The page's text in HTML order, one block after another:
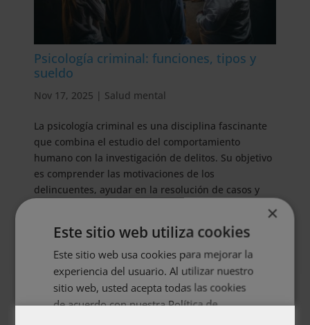
Psicología criminal: funciones, tipos y
sueldo
Nov 17, 2025 | Salud mental
La psicología criminal es una disciplina fascinante
que combina el estudio del comportamiento
humano con la investigación de delitos. Su objetivo
es comprender las motivaciones de los
delincuentes, ayudar en la resolución de casos y
×
Este sitio web utiliza cookies
Este sitio web usa cookies para mejorar la
experiencia del usuario. Al utilizar nuestro
sitio web, usted acepta todas las cookies
de acuerdo con nuestra Política de